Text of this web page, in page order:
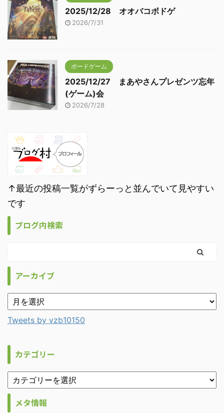
2025/12/28 オオバコボドゲ
2026/7/31
ボードゲーム
2025/12/27 まあやさんプレゼンツ忘年
(ゲーム)会
2026/7/28
↑最近の投稿一覧がずらーっと並んでいて見やすい
です
ブログ内検索
アーカイブ
Tweets by vzb10150
カテゴリー
メタ情報